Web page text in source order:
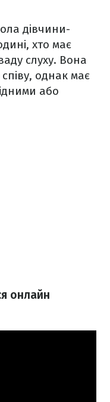
дівчини-
хто має
слуху. Вона
однак має
або
онлайн